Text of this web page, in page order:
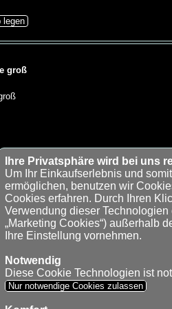
Ihre Privatsphäre wird bei uns
Um Ihr Einkaufserlebnis und
ermöglichen, benutzen wir
Cookies erfahren. Durch Ihren
Verwendung dieser
„Marketing Cookies“) außerhalb
Ihre Einstellung vornehmen.
Notwendig
Diese Cookie Technologien ist
Nur notwendige Cookies zulassen
legen
groß
legen